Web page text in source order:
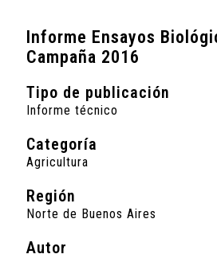
Informe Ensayos
Campaña 2016
Tipo de publicación
Informe técnico
Categoría
Agricultura
Región
Norte de Buenos Aires
Autor